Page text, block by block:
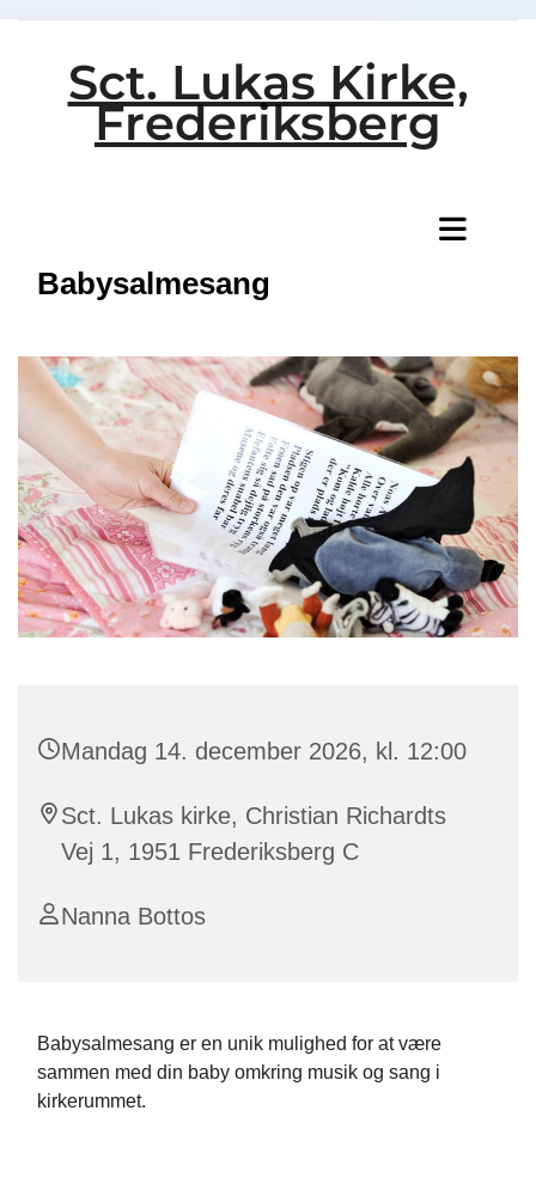
Sct. Lukas Kirke,
Frederiksberg
Babysalmesang
Mandag 14. december 2026, kl. 12:00
Sct. Lukas kirke, Christian Richardts
Vej 1, 1951 Frederiksberg C
Nanna Bottos
Babysalmesang er en unik mulighed for at være
sammen med din baby omkring musik og sang i
kirkerummet.